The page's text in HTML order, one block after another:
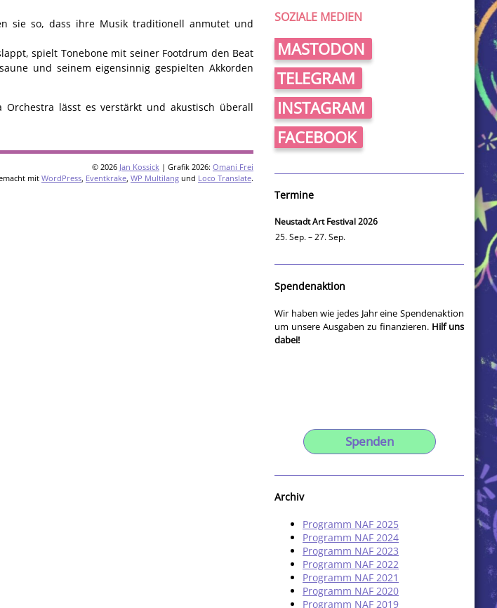
sie so, dass ihre Musik traditionell anmutet und
spielt Tonebone mit seiner Footdrum den Beat
und seinem eigensinnig gespielten Akkorden
lässt es verstärkt und akustisch überall
© 2026 Jan Kossick | Grafik 2026: Omani Frei
mitWordPress, Eventkrake, WP Multilang und Loco Translate.
SOZIALE MEDIEN
MASTODON
TELEGRAM
INSTAGRAM
FACEBOOK
Termine
Neustadt Art Festival 2026
25. Sep. – 27. Sep.
Spendenaktion
Wir haben wie jedes Jahr eine Spendenaktion
um unsere Ausgaben zu finanzieren. Hilf uns
dabei!
Spenden
Archiv
Programm NAF 2025
Programm NAF 2024
Programm NAF 2023
Programm NAF 2022
Programm NAF 2021
Programm NAF 2020
Programm NAF 2019